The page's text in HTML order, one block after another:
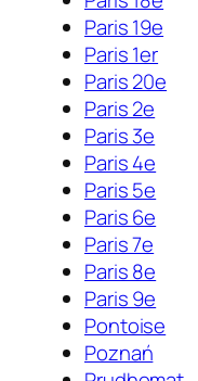
Paris 19e
Paris 1er
Paris 20e
Paris 2e
Paris 3e
Paris 4e
Paris 5e
Paris 6e
Paris 7e
Paris 8e
Paris 9e
Pontoise
Poznań